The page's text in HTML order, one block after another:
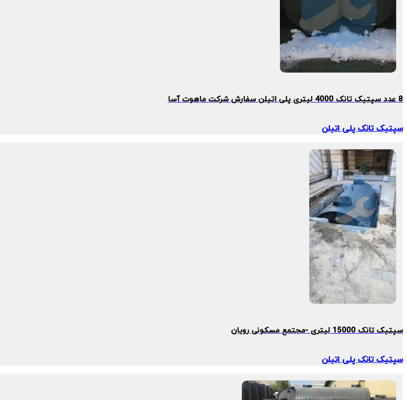
8 عدد سپتیک تانک 4000 لیتری پلی اتیلن سفارش شرکت ماهوت آسا
سپتیک تانک پلی اتیلن
سپتیک تانک 15000 لیتری -مجتمع مسکونی رویان
سپتیک تانک پلی اتیلن